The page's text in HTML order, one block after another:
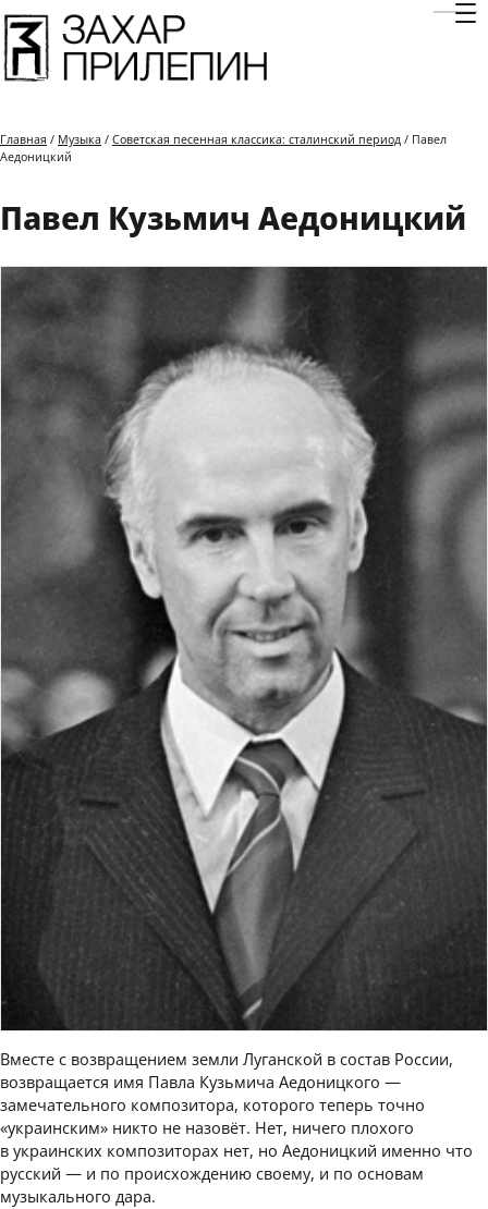
Главная / Музыка / Советская песенная классика: сталинский период / Павел
Аедоницкий
Павел Кузьмич Аедоницкий
Вместе с возвращением земли Луганской в состав России,
возвращается имя Павла Кузьмича Аедоницкого —
замечательного композитора, которого теперь точно
«украинским» никто не назовёт. Нет, ничего плохого
в украинских композиторах нет, но Аедоницкий именно что
русский — и по происхождению своему, и по основам
музыкального дара.